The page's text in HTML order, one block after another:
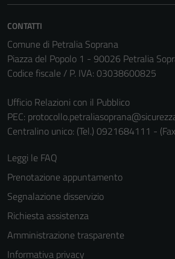
CONTATTI
Comune di Petralia Soprana
Piazza del Popolo 1 - 90026 Petralia
Codice fiscale / P. IVA: 03038600825
Ufficio Relazioni con il Pubblico
PEC:
Centralino unico: (Tel.) 0921684111 -
Leggi le FAQ
Prenotazione appuntamento
Segnalazione disservizio
Richiesta assistenza
Amministrazione trasparente
Informativa privacy
del
non